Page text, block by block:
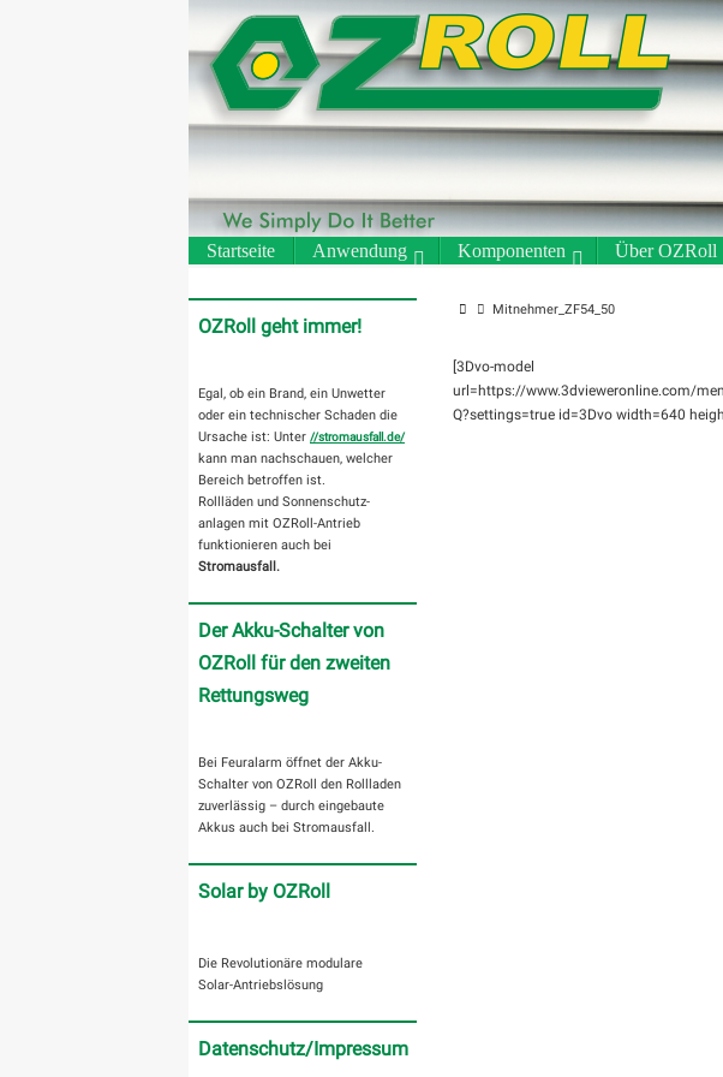
Zum
Inhalt
springen
Startseite Anwendung Komponenten Über OZRoll
StartMitnehmer_ZF54_50
[3Dvo-model
url=https://www.3dvieweronline.com/
Q?settings=true id=3Dvo width=640
OZRoll geht immer!
Egal, ob ein Brand, ein Unwetter
oder ein technischer Schaden die
Ursache ist: Unter //stromausfall.de/
kann man nachschauen, welcher
Bereich betroffen ist.
Rollläden und Sonnenschutz-
anlagen mit OZRoll-Antrieb
funktionieren auch bei
Stromausfall.
Der Akku-Schalter von
OZRoll für den zweiten
Rettungsweg
Bei Feuralarm öffnet der Akku-
Schalter von OZRoll den Rollladen
zuverlässig – durch eingebaute
Akkus auch bei Stromausfall.
Solar by OZRoll
Die Revolutionäre modulare
Solar-Antriebslösung
Datenschutz/Impressum